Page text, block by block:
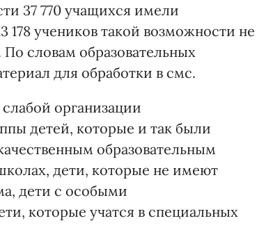
37 770 учащихся имели
178 учеников такой возможности не
словам образовательных
для обработки в смс.
организации
детей, которые и так были
образовательным
дети, которые не имеют
дети с особыми
которые учатся в специальных